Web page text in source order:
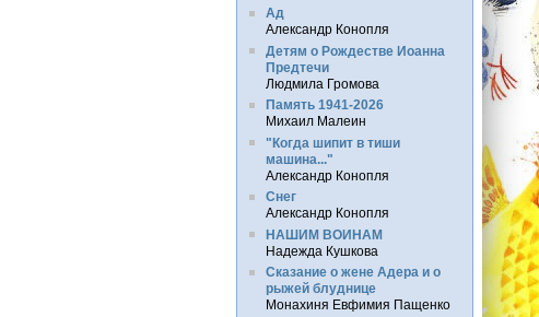
Ад
Александр Конопля
Детям о Рождестве Иоанна
Предтечи
Людмила Громова
Память 1941-2026
Михаил Малеин
"Когда шипит в тиши
машина..."
Александр Конопля
Снег
Александр Конопля
НАШИМ ВОИНАМ
Надежда Кушкова
Сказание о жене Адера и о
рыжей блуднице
Монахиня Евфимия Пащенко